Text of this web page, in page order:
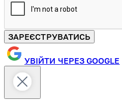
ЗАРЕЄСТРУВАТИСЬ
УВІЙТИ ЧЕРЕЗ GOOGLE